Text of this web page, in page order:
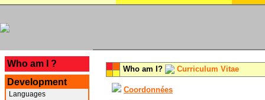
Who am I ?
Development
Languages
Who am I? Curriculum Vitae
Coordonnées